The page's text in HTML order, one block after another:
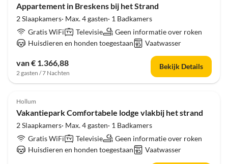
Appartement in Breskens bij het Strand
2 Slaapkamers· Max. 4 gasten· 1 Badkamers
Gratis WiFi
Televisie
Geen informatie over roken
Huisdieren en honden toegestaan
Vaatwasser
van € 1.366,88
2 gasten / 7 Nachten
Bekijk Details
4.0 (25)
Hollum
Vakantiepark Comfortabele lodge vlakbij het strand
2 Slaapkamers· Max. 4 gasten· 1 Badkamers
Gratis WiFi
Televisie
Geen informatie over roken
Huisdieren en honden toegestaan
Vaatwasser